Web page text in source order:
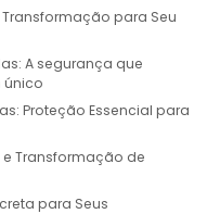
Transformação para Seu
A segurança que
único
Proteção Essencial para
Transformação de
para Seus